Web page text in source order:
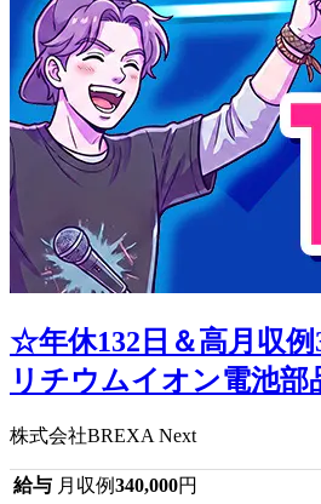
☆年休132日＆高月収
リチウムイオン電池部
株式会社BREXA Next
給与 月収例340,000円